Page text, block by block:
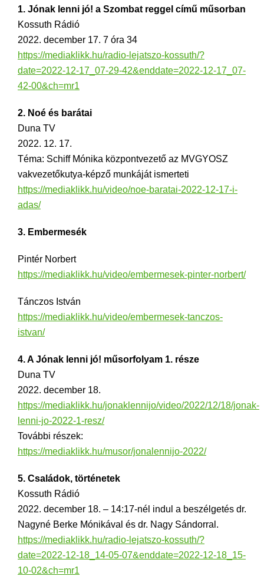
1. Jónak lenni jó! a Szombat reggel című műsorban
Kossuth Rádió
2022. december 17. 7 óra 34
https://mediaklikk.hu/radio-lejatszo-kossuth/?
date=2022-12-17_07-29-42&enddate=2022-12-17_07-
42-00&ch=mr1
2. Noé és barátai
Duna TV
2022. 12. 17.
Téma: Schiff Mónika központvezető az MVGYOSZ
vakvezetőkutya-képző munkáját ismerteti
https://mediaklikk.hu/video/noe-baratai-2022-12-17-i-
adas/
3. Embermesék
Pintér Norbert
https://mediaklikk.hu/video/embermesek-pinter-norbert/
Tánczos István
https://mediaklikk.hu/video/embermesek-tanczos-
istvan/
4. A Jónak lenni jó! műsorfolyam 1. része
Duna TV
2022. december 18.
https://mediaklikk.hu/jonaklennijo/video/2022/12/18/jonak-
lenni-jo-2022-1-resz/
További részek:
https://mediaklikk.hu/musor/jonalennijo-2022/
5. Családok, történetek
Kossuth Rádió
2022. december 18. – 14:17-nél indul a beszélgetés dr.
Nagyné Berke Mónikával és dr. Nagy Sándorral.
https://mediaklikk.hu/radio-lejatszo-kossuth/?
date=2022-12-18_14-05-07&enddate=2022-12-18_15-
10-02&ch=mr1